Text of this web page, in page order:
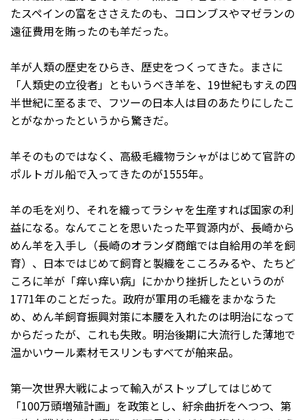
たスペインの富をささえたのも、コロンブスやマゼランの
遠征費用を賄ったのも羊だった。
羊が人類の歴史をひらき、歴史をつくってきた。まさに
「人類史の立役者」ともいうべき羊を、19世紀もすえの四
半世紀に至るまで、フツーの日本人は目のあたりにしたこ
とがなかったというから驚きだ。
羊そのものではなく、高級毛織物ラシャがはじめて官許の
ポルトガル船で入ってきたのが1555年。
羊の毛を刈り、それを織ってラシャを生産すれば国家の利
益になる。なんてことを思いたった平賀源内が、長崎から
めん羊を入手し（長崎のオランダ商館では自給用の羊を飼
育）、日本ではじめて飼育と製織をこころみるや、たちど
ころに羊が「痒い痒い病」にかかり挫折したというのが
1771年のことだった。政府が軍用の毛織をまかなうた
め、めん羊飼育振興対策に本腰を入れたのは明治になって
からだったが、これも失敗。明治後期に大流行した薄地で
温かいウール素材モスリンもすべてが舶来品。
第一次世界大戦によって輸入がストップしてはじめて
「100万頭増殖計画」を政策とし、紆余曲折をへつつ、第